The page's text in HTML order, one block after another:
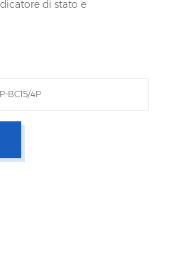
di stato e
BC15/4P